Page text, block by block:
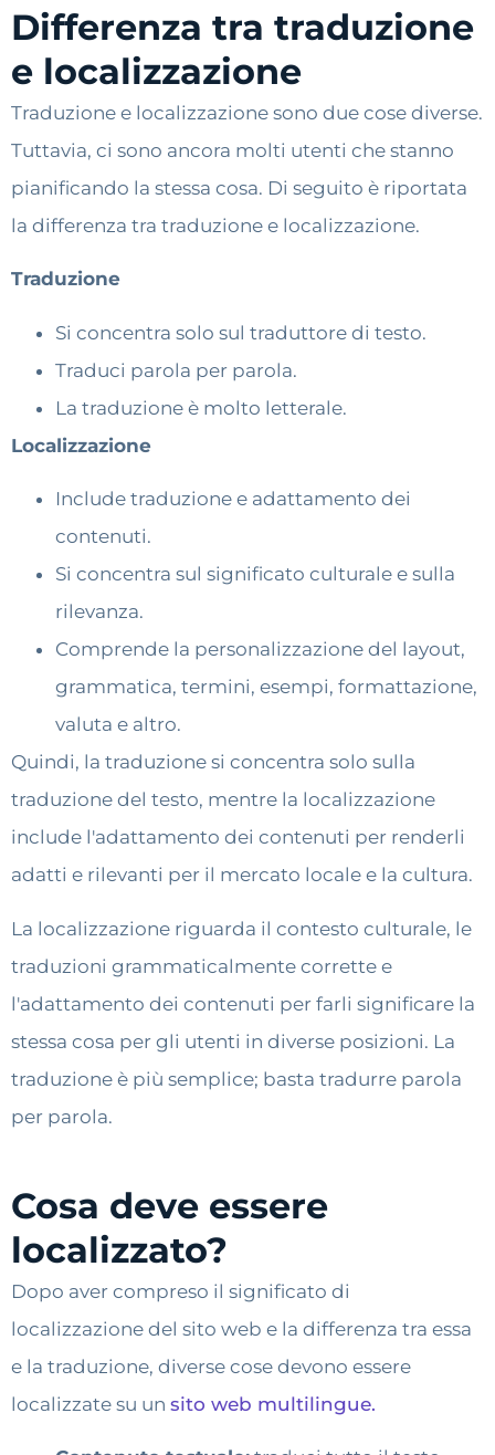
Differenza tra traduzione
e localizzazione
Traduzione e localizzazione sono due cose diverse.
Tuttavia, ci sono ancora molti utenti che stanno
pianificando la stessa cosa. Di seguito è riportata
la differenza tra traduzione e localizzazione.
Traduzione
Si concentra solo sul traduttore di testo.
Traduci parola per parola.
La traduzione è molto letterale.
Localizzazione
Include traduzione e adattamento dei
contenuti.
Si concentra sul significato culturale e sulla
rilevanza.
Comprende la personalizzazione del layout,
grammatica, termini, esempi, formattazione,
valuta e altro.
Quindi, la traduzione si concentra solo sulla
traduzione del testo, mentre la localizzazione
include l'adattamento dei contenuti per renderli
adatti e rilevanti per il mercato locale e la cultura.
La localizzazione riguarda il contesto culturale, le
traduzioni grammaticalmente corrette e
l'adattamento dei contenuti per farli significare la
stessa cosa per gli utenti in diverse posizioni. La
traduzione è più semplice; basta tradurre parola
per parola.
Cosa deve essere
localizzato?
Dopo aver compreso il significato di
localizzazione del sito web e la differenza tra essa
e la traduzione, diverse cose devono essere
localizzate su un sito web multilingue.